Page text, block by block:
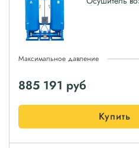
Максимальное давление
885 191 руб
Купить